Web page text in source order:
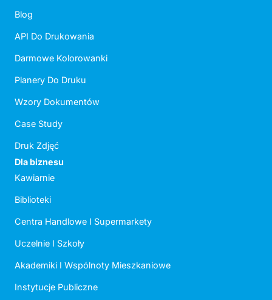
Blog
API Do Drukowania
Darmowe Kolorowanki
Planery Do Druku
Wzory Dokumentów
Case Study
Druk Zdjęć
Dla biznesu
Kawiarnie
Biblioteki
Centra Handlowe I Supermarkety
Uczelnie I Szkoły
Akademiki I Wspólnoty Mieszkaniowe
Instytucje Publiczne